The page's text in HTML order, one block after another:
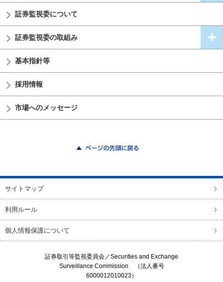
証券監視委について
証券監視委の取組み
基本指針等
採用情報
市場へのメッセージ
サイトマップ
利用ルール
個人情報保護について
証券取引等監視委員会／Securities and Exchange
Surveillance Commission （法人番号
6000012010023）